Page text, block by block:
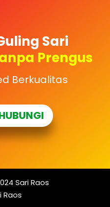
Sari
Prengus
Berkualitas
Sari Raos
Raos